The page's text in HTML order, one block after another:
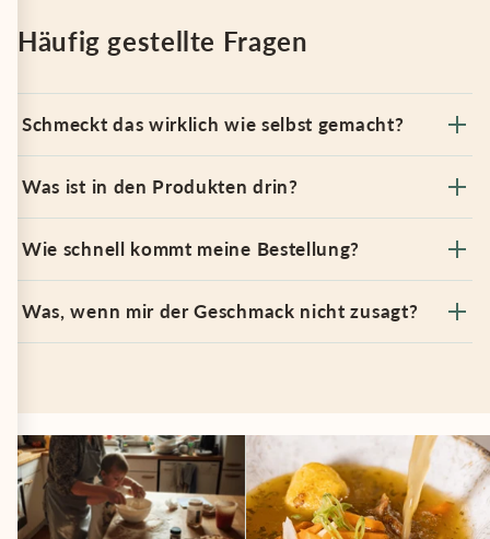
Häufig gestellte Fragen
Schmeckt das wirklich wie selbst gemacht?
Was ist in den Produkten drin?
Wie schnell kommt meine Bestellung?
Was, wenn mir der Geschmack nicht zusagt?